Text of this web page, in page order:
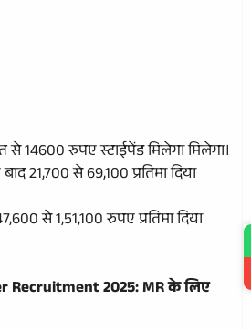
14600 रुपए स्टाईपेंड मिलेगा मिलेगा।
21,700 से 69,100 प्रतिमा दिया
से 1,51,100 रुपए प्रतिमा दिया
Recruitment 2025: MR के लिए